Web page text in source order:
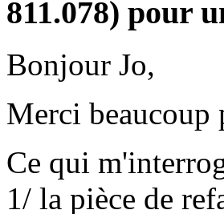
811.078) pour
Bonjour Jo,
Merci beaucoup
Ce qui
1/ la pièce de